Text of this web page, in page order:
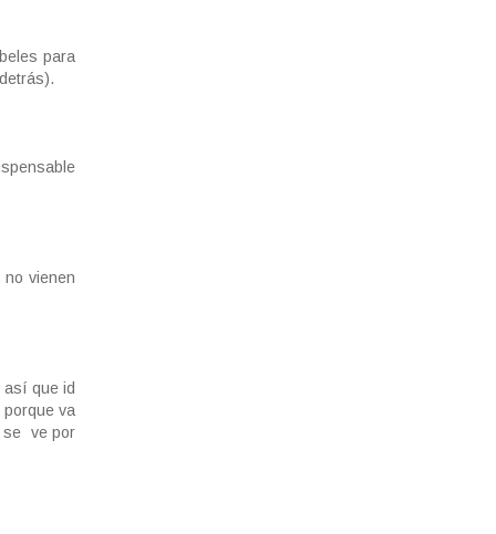
para
vienen
así que id
va
se ve por